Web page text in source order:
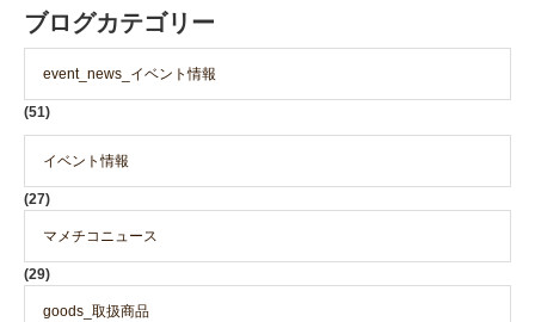
ブログカテゴリー
event_news_イベント情報
(51)
イベント情報
(27)
マメチコニュース
(29)
goods_取扱商品